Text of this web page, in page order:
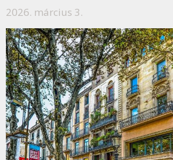
2026. március 3.